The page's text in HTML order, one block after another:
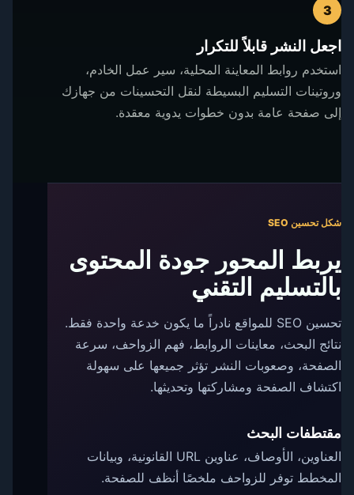
3
اجعل النشر قابلاً للتكرار
استخدم روابط المعاينة المحلية، سير عمل الخادم،
وروتينات التسليم البسيطة لنقل التحسينات من جهازك
إلى صفحة عامة بدون خطوات يدوية معقدة.
شكل تحسين SEO
يربط المحور جودة المحتوى
بالتسليم التقني
تحسين SEO للمواقع نادراً ما يكون خدعة واحدة فقط.
نتائج البحث، معاينات الروابط، فهم الزواحف، سرعة
الصفحة، وصعوبات النشر تؤثر جميعها على سهولة
اكتشاف الصفحة ومشاركتها وتحديثها.
مقتطفات البحث
العناوين، الأوصاف، عناوين URL القانونية، وبيانات
المخطط توفر للزواحف ملخصًا أنظف للصفحة.